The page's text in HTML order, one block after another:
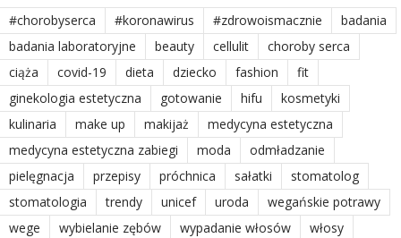
#chorobyserca #koronawirus #zdrowoismacznie
badania
badania laboratoryjne
beauty cellulit
choroby serca
ciąża
covid-19 dieta dziecko fashion
fit
ginekologia estetyczna
gotowanie hifu
kosmetyki
kulinaria
make up makijaż
medycyna estetyczna
medycyna estetyczna zabiegi
moda
odmładzanie
pielęgnacja
przepisy próchnica sałatki
stomatolog
stomatologia
trendy unicef uroda
wegańskie potrawy
wege
wybielanie zębów wypadanie włosów
włosy